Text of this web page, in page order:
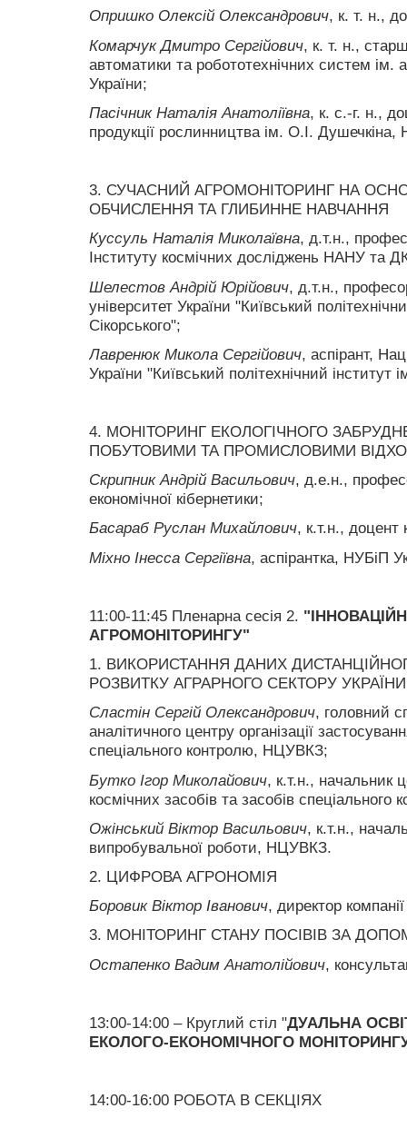
Опришко Олексій Олександрович, к. т. н.,
Комарчук Дмитро Сергійович, к. т. н.,
автоматики та робототехнічних систем ім.
України;
Пасічник Наталія Анатоліївна, к. с.-г. н.,
продукції рослинництва ім. О.І. Душечкіна,
3. СУЧАСНИЙ АГРОМОНІТОРИНГ НА
ОБЧИСЛЕННЯ ТА ГЛИБИННЕ НАВЧАННЯ
Куссуль Наталія Миколаївна, д.т.н.,
Інституту космічних досліджень НАНУ та
Шелестов Андрій Юрійович, д.т.н.,
університет України "Київський
Сікорського";
Лавренюк Микола Сергійович, аспірант,
України "Київський політехнічний інститут
4. МОНІТОРИНГ ЕКОЛОГІЧНОГО
ПОБУТОВИМИ ТА ПРОМИСЛОВИМИ
Скрипник Андрій Васильович, д.е.н.,
економічної кібернетики;
Басараб Руслан Михайлович, к.т.н.,
Міхно Інесса Сергіївна, аспірантка, НУБіП
11:00-11:45 Пленарна сесія 2.
АГРОМОНІТОРИНГУ"
1. ВИКОРИСТАННЯ ДАНИХ
РОЗВИТКУ АГРАРНОГО СЕКТОРУ УКРАЇНИ
Сластін Сергій Олександрович, головний
аналітичного центру організації
спеціального контролю, НЦУВКЗ;
Бутко Ігор Миколайович, к.т.н., начальник
космічних засобів та засобів
Ожінський Віктор Васильович, к.т.н.,
випробувальної роботи, НЦУВКЗ.
2. ЦИФРОВА АГРОНОМІЯ
Боровик Віктор Іванович, директор
3. МОНІТОРИНГ СТАНУ ПОСІВІВ ЗА
Остапенко Вадим Анатолійович,
13:00-14:00 – Круглий стіл "ДУАЛЬНА
ЕКОЛОГО-ЕКОНОМІЧНОГО
14:00-16:00 РОБОТА В СЕКЦІЯХ